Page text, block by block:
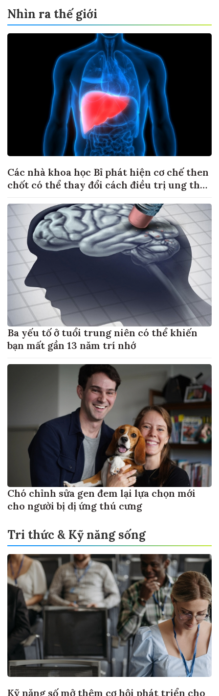
Nhìn ra thế giới
Các nhà khoa học Bỉ phát hiện cơ chế then
chốt có thể thay đổi cách điều trị ung thư
Ba yếu tố ở tuổi trung niên có thể khiến
bạn mất gần 13 năm trí nhớ
Chó chỉnh sửa gen đem lại lựa chọn mới
cho người bị dị ứng thú cưng
Tri thức & Kỹ năng sống
Kỹ năng số mở thêm cơ hội phát triển cho